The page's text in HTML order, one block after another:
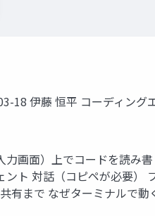
18 伊藤 恒平 コーディング
画面）上でコードを読み
ト 対話（コピペが必要）
まで なぜターミナルで